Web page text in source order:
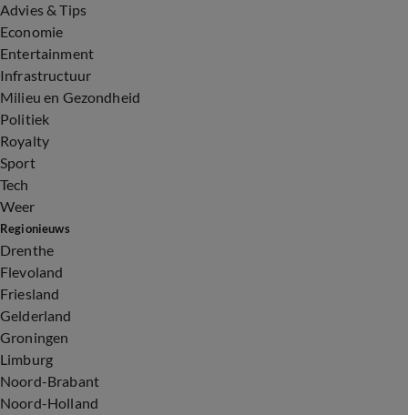
Advies & Tips
Economie
Entertainment
Infrastructuur
Milieu en Gezondheid
Politiek
Royalty
Sport
Tech
Weer
Regionieuws
Drenthe
Flevoland
Friesland
Gelderland
Groningen
Limburg
Noord-Brabant
Noord-Holland